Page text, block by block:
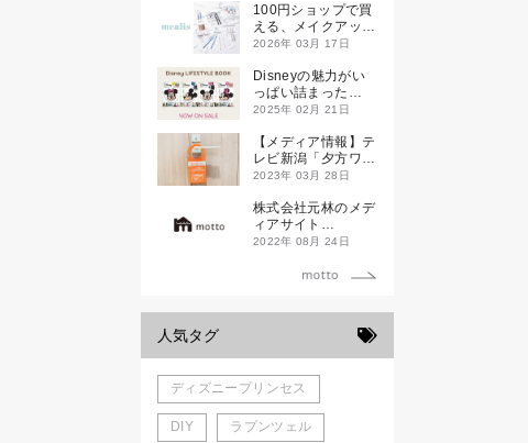
100円ショップで買
える、メイクアップ
ブランド
ス）」誕生。
2026年 03月 17日
Disneyの魅力がい
っぱい詰まった
『Disney
』が2月21日(金)に
新発売！
2025年 02月 21日
【メディア情報】テ
レビ新潟「夕方ワイ
ド新潟一番」
2023年 03月 28日
株式会社元林のメデ
ィアサイト
「motto」がローン
2022年 08月 24日
人気タグ
ディズニープリンセス
DIY ラプンツェル